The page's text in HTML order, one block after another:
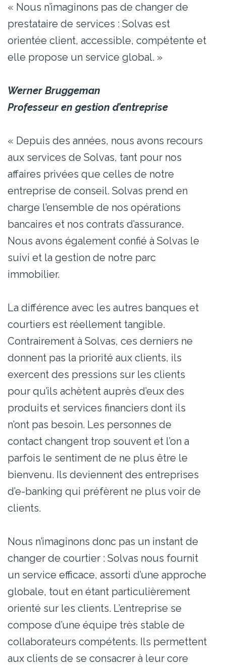
« Nous n’imaginons pas de changer de
prestataire de services : Solvas est
orientée client, accessible, compétente et
elle propose un service global. »
Werner Bruggeman
Professeur en gestion d’entreprise
« Depuis des années, nous avons recours
aux services de Solvas, tant pour nos
affaires privées que celles de notre
entreprise de conseil. Solvas prend en
charge l’ensemble de nos opérations
bancaires et nos contrats d’assurance.
Nous avons également confié à Solvas le
suivi et la gestion de notre parc
immobilier.
La différence avec les autres banques et
courtiers est réellement tangible.
Contrairement à Solvas, ces derniers ne
donnent pas la priorité aux clients, ils
exercent des pressions sur les clients
pour qu’ils achètent auprès d’eux des
produits et services financiers dont ils
n’ont pas besoin. Les personnes de
contact changent trop souvent et l’on a
parfois le sentiment de ne plus être le
bienvenu. Ils deviennent des entreprises
d’e-banking qui préfèrent ne plus voir de
clients.
Nous n’imaginons donc pas un instant de
changer de courtier : Solvas nous fournit
un service efficace, assorti d’une approche
globale, tout en étant particulièrement
orienté sur les clients. L’entreprise se
compose d’une équipe très stable de
collaborateurs compétents. Ils permettent
aux clients de se consacrer à leur core